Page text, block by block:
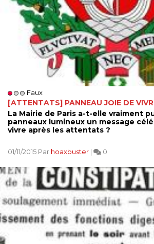
Faux
[ATTENTATS] PANNEAU JOIE DE
La Mairie de Paris a-t-elle vraiment
panneaux lumineux un message
vivre après les attentats ?
01/11/2015 Par hoaxbuster | 0